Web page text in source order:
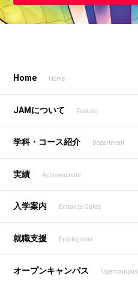
Home Home
JAMについて Feature
学科・コース紹介 Department
実績 Achievements
入学案内 Entrance Guide
就職支援 Employment
オープンキャンパス Opencampus